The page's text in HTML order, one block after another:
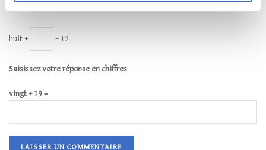
huit + = 12
Saisissez votre réponse en chiffres
vingt + 19 =